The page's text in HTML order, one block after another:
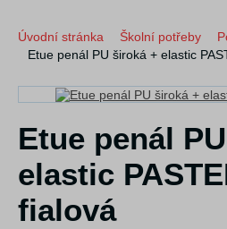
Úvodní stránka Školní potřeby
Etue penál PU široká + elastic
Etue penál
elastic
fialová